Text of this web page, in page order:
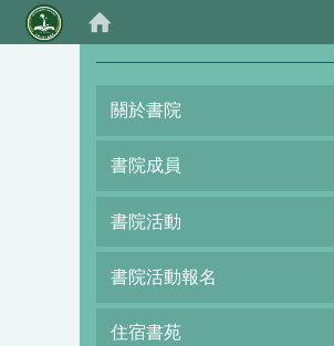
關於書院
書院成員
書院活動
書院活動報名
住宿書苑